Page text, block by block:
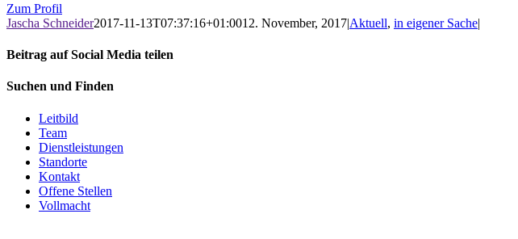
Zum Profil
Jascha Schneider2017-11-13T07:37:16+01:0012. November, 2017|Aktuell, in eigener Sache|
Beitrag auf Social Media teilen
Facebook
X
LinkedIn
WhatsApp
E-
Suchen und Finden
Leitbild
Team
Dienstleistungen
Standorte
Kontakt
Offene Stellen
Vollmacht